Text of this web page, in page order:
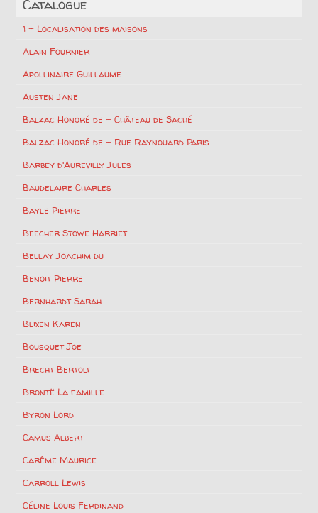
Catalogue
1 – Localisation des maisons
Alain Fournier
Apollinaire Guillaume
Austen Jane
Balzac Honoré de – Château de Saché
Balzac Honoré de – Rue Raynouard Paris
Barbey d'Aurevilly Jules
Baudelaire Charles
Bayle Pierre
Beecher Stowe Harriet
Bellay Joachim du
Benoit Pierre
Bernhardt Sarah
Blixen Karen
Bousquet Joe
Brecht Bertolt
Brontë La famille
Byron Lord
Camus Albert
Carême Maurice
Carroll Lewis
Céline Louis Ferdinand